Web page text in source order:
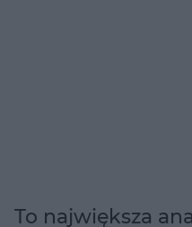
To największa